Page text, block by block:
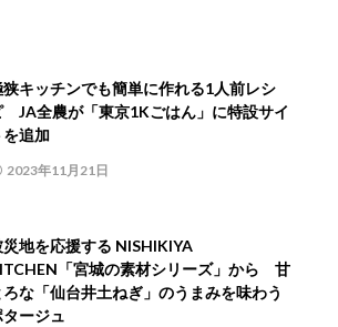
狭キッチンでも簡単に作れる1人前レシ
JA全農が「東京1Kごはん」に特設サイ
を追加
2023年11月21日
災地を応援する NISHIKIYA
「宮城の素材シリーズ」から 甘
ろな「仙台井土ねぎ」のうまみを味わう
タージュ